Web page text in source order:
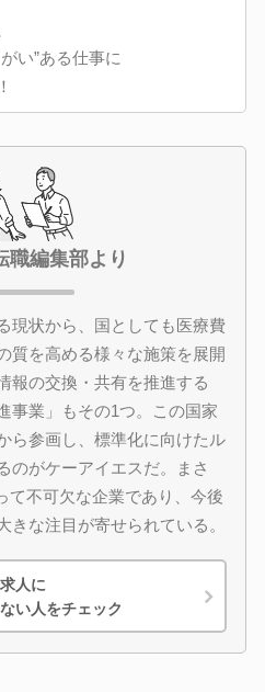
い”ある仕事に
職編集部より
現状から、国としても医療費
質を高める様々な施策を展開
報の交換・共有を推進する
事業」もその1つ。この国家
ら参画し、標準化に向けたル
のがケーアイエスだ。まさ
て不可欠な企業であり、今後
な注目が寄せられている。
人に
い人をチェック